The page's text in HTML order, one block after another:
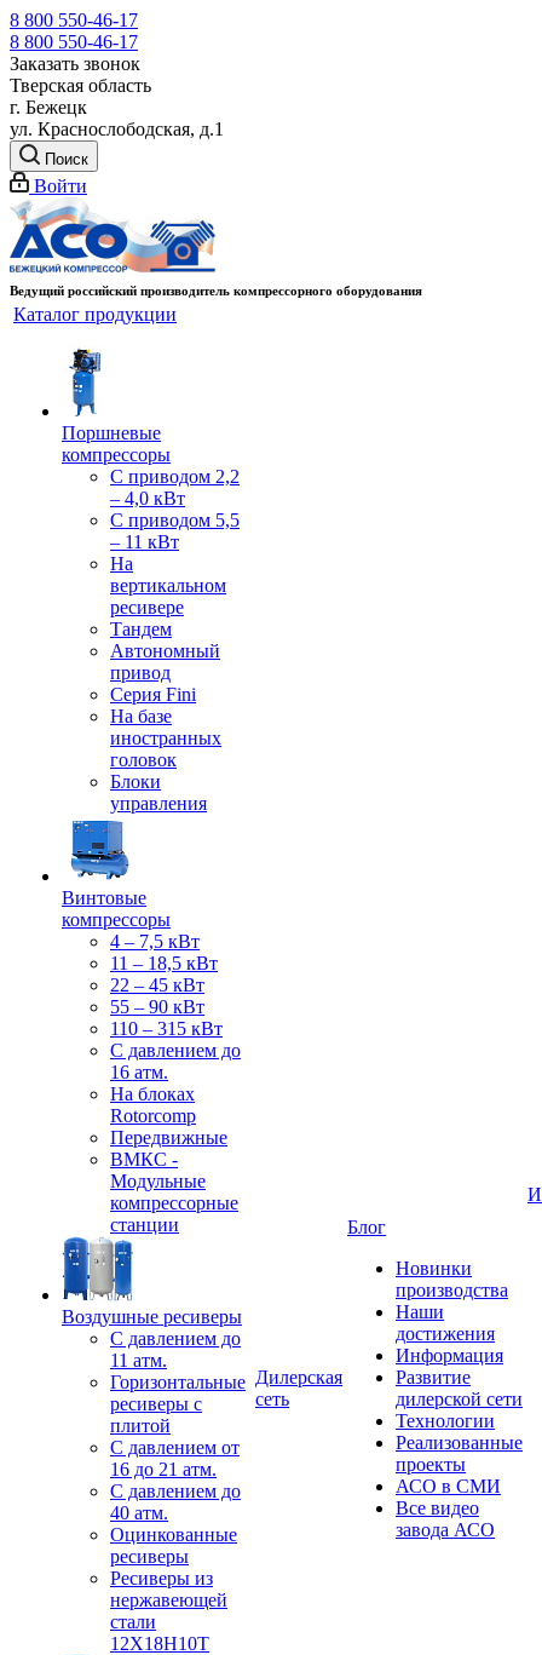
8 800 550-46-17
8 800 550-46-17
Заказать звонок
Тверская область
г. Бежецк
ул. Краснослободская, д.1
Поиск
Войти
Ведущий российский производитель компрессорного оборудования
Каталог продукции
Поршневые
компрессоры
С приводом 2,2
– 4,0 кВт
С приводом 5,5
– 11 кВт
На
вертикальном
ресивере
Тандем
Автономный
привод
Серия Fini
На базе
иностранных
головок
Блоки
управления
Винтовые
компрессоры
4 – 7,5 кВт
11 – 18,5 кВт
22 – 45 кВт
55 – 90 кВт
110 – 315 кВт
С давлением до
16 атм.
На блоках
Rotorcomp
Передвижные
ВМКС -
Модульные
компрессорные
станции
Воздушные ресиверы
С давлением до
11 атм.
Горизонтальные
ресиверы с
плитой
С давлением от
16 до 21 атм.
С давлением до
40 атм.
Оцинкованные
ресиверы
Ресиверы из
нержавеющей
стали
12Х18Н10Т
Дилерская
сеть
Блог
Новинки
производства
Наши
достижения
Информация
Развитие
дилерской сети
Технологии
Реализованные
проекты
АСО в СМИ
Все видео
завода АСО